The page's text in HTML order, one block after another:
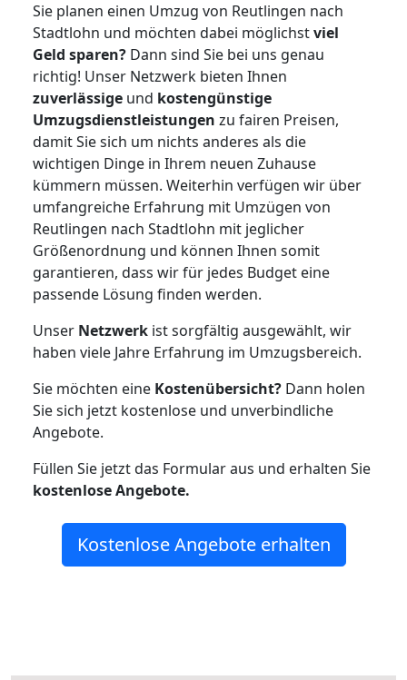
Sie planen einen Umzug von Reutlingen nach
Stadtlohn und möchten dabei möglichstviel
Geld sparen? Dann sind Sie bei uns genau
richtig! Unser Netzwerk bieten Ihnen
zuverlässige und kostengünstige
Umzugsdienstleistungen zu fairen Preisen,
damit Sie sich um nichts anderes als die
wichtigen Dinge in Ihrem neuen Zuhause
kümmern müssen. Weiterhin verfügen wir über
umfangreiche Erfahrung mit Umzügen von
Reutlingen nach Stadtlohn mit jeglicher
Größenordnung und können Ihnen somit
garantieren, dass wir für jedes Budget eine
passende Lösung finden werden.
Unser Netzwerk ist sorgfältig ausgewählt, wir
haben viele Jahre Erfahrung im Umzugsbereich.
Sie möchten eine Kostenübersicht? Dann holen
Sie sich jetzt kostenlose und unverbindliche
Angebote.
Füllen Sie jetzt das Formular aus und erhalten Sie
kostenloseAngebote.
Kostenlose Angebote erhalten